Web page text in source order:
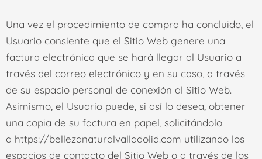
Una vez el procedimiento de compra ha concluido, el
Usuario consiente que el Sitio Web genere una
factura electrónica que se hará llegar al Usuario a
través del correo electrónico y en su caso, a través
de su espacio personal de conexión al Sitio Web.
Asimismo, el Usuario puede, si así lo desea, obtener
una copia de su factura en papel, solicitándolo
a https://bellezanaturalvalladolid.com utilizando los
espacios de contacto del Sitio Web o a través de los